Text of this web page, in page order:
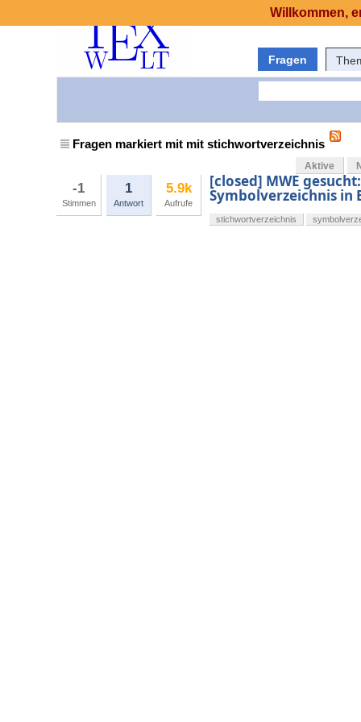
Fragen
Fragen markiert mit mit stichwortverzeichnis
Aktive
-1
Stimmen
1
Antwort
5.9k
Aufrufe
[closed] MWE
Symbolverzeichnis in
stichwortverzeichnis
Willkommen,